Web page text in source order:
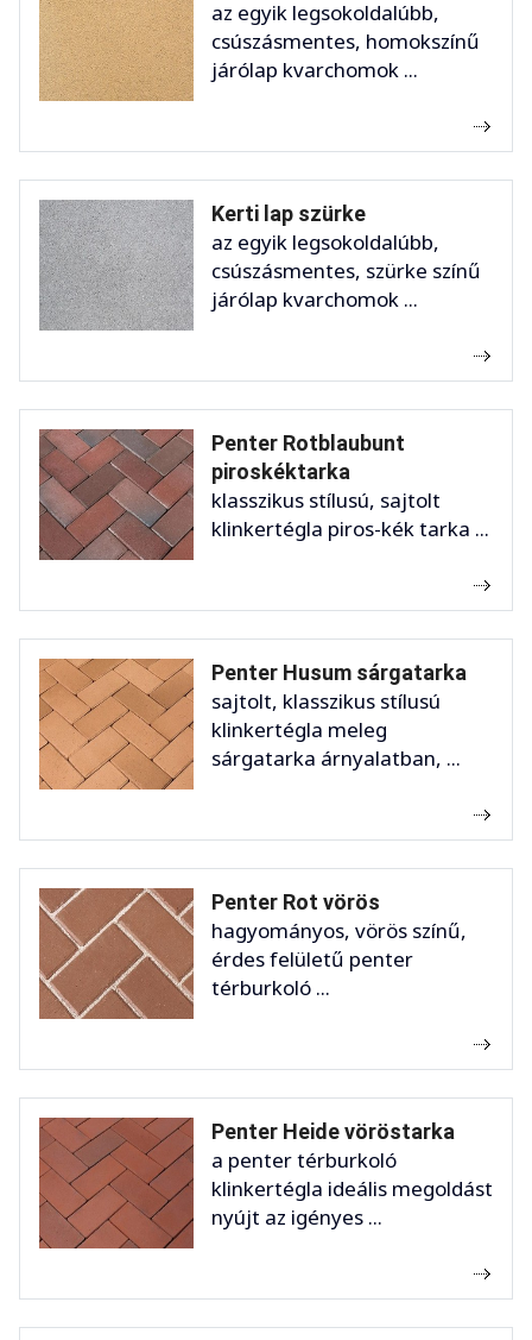
az egyik legsokoldalúbb,
csúszásmentes, homokszínű
járólap kvarchomok ...
Kerti lap szürke
az egyik legsokoldalúbb,
csúszásmentes, szürke színű
járólap kvarchomok ...
Penter Rotblaubunt
piroskéktarka
klasszikus stílusú, sajtolt
klinkertégla piros-kék tarka ...
Penter Husum sárgatarka
sajtolt, klasszikus stílusú
klinkertégla meleg
sárgatarka árnyalatban, ...
Penter Rot vörös
hagyományos, vörös színű,
érdes felületű penter
térburkoló ...
Penter Heide vöröstarka
a penter térburkoló
klinkertégla ideális megoldást
nyújt az igényes ...